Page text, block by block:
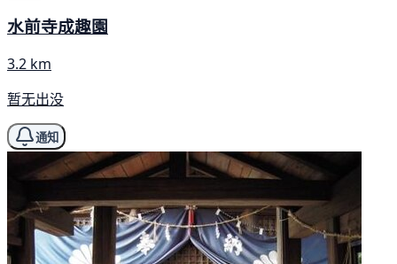
水前寺成趣園
3.2 km
暂无出没
通知